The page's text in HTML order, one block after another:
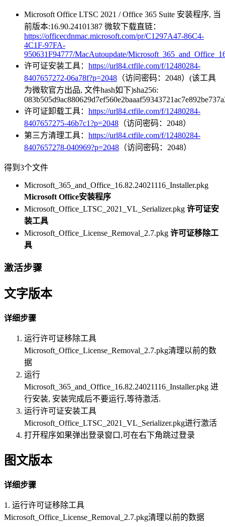
Microsoft Office LTSC 2021 / Office 365 Suite 安装程序, 当
前版本:16.90.24101387 微软下载直链：
https://officecdnmac.microsoft.com/pr/C1297A47-86C4-
4C1F-97FA-
950631F94777/MacAutoupdate/
许可证安装工具： https://url84.ctfile.com/f/12480284-
8407657272-06a78f?p=2048 （访问密码：2048）(该工具
为微软官方出品, 文件hash如下)sha256:
许可证卸载工具： https://url84.ctfile.com/f/12480284-
8407657275-46b7c1?p=2048 （访问密码：2048）
第三方清理工具： https://url84.ctfile.com/f/12480284-
8407657278-040969?p=2048 （访问密码：2048）
得到3个文件
Microsoft_365_and_Office_16.82.24021116_Installer.pkg
Microsoft Office安装程序
Microsoft_Office_LTSC_2021_VL_Serializer.pkg 许可证安
装工具
Microsoft_Office_License_Removal_2.7.pkg 许可证移除工
具
激活步骤
文字版本
详细步骤
运行许可证移除工具
Microsoft_Office_License_Removal_2.7.pkg清理以前的数
据
运行
Microsoft_365_and_Office_16.82.24021116_Installer.pkg 进
行安装, 安装完成后不要运行,等待激活.
运行许可证安装工具
Microsoft_Office_LTSC_2021_VL_Serializer.pkg进行激活
打开程序如果弹出登录窗口,可在右下角跳过登录
图文版本
详细步骤
1. 运行许可证移除工具
Microsoft_Office_License_Removal_2.7.pkg清理以前的数据